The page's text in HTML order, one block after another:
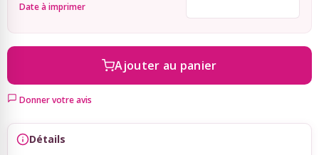
Date à imprimer
Ajouter au panier
Donner votre avis
Détails